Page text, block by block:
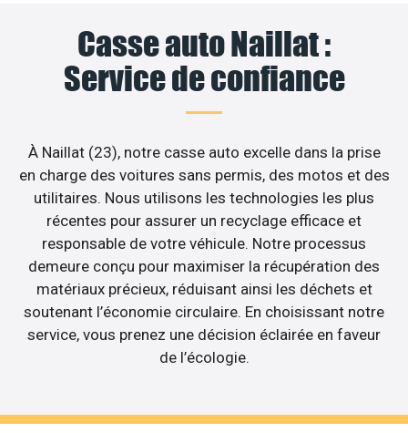
Casse auto Naillat :
Service de confiance
À Naillat (23), notre casse auto excelle dans la prise
en charge des voitures sans permis, des motos et des
utilitaires. Nous utilisons les technologies les plus
récentes pour assurer un recyclage efficace et
responsable de votre véhicule. Notre processus
demeure conçu pour maximiser la récupération des
matériaux précieux, réduisant ainsi les déchets et
soutenant l’économie circulaire. En choisissant notre
service, vous prenez une décision éclairée en faveur
de l’écologie.